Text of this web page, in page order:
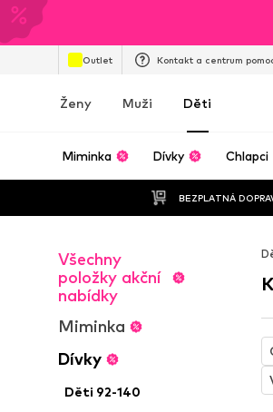
Outlet Kontakt a centrum
Ženy Muži Děti
Miminka Dívky Chlapci
BEZPLATNÁ
Všechny
položky akční
nabídky
Miminka
Dívky
Děti 92-140